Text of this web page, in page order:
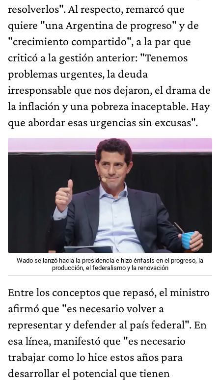
resolverlos". Al respecto, remarcó que
quiere "una Argentina de progreso" y de
"crecimiento compartido", a la par que
criticó a la gestión anterior: "Tenemos
problemas urgentes, la deuda
irresponsable que nos dejaron, el drama de
la inflación y una pobreza inaceptable. Hay
que abordar esas urgencias sin excusas".
Wado se lanzó hacia la presidencia e hizo énfasis en el progreso, la
producción, el federalismo y la renovación
Entre los conceptos que repasó, el ministro
afirmó que "es necesario volver a
representar y defender al país federal". En
esa línea, manifestó que "es necesario
trabajar como lo hice estos años para
desarrollar el potencial que tienen